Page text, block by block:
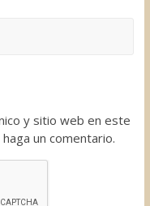
y sitio web en este
un comentario.